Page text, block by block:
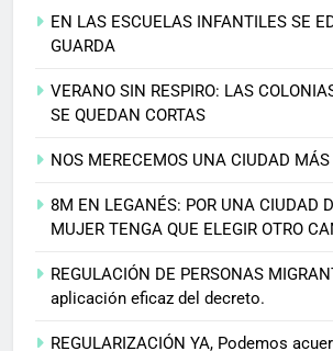
EN LAS ESCUELAS INFANTILES SE
GUARDA
VERANO SIN RESPIRO: LAS
SE QUEDAN CORTAS
NOS MERECEMOS UNA CIUDAD
8M EN LEGANÉS: POR UNA CIUDAD
MUJER TENGA QUE ELEGIR OTRO
REGULACIÓN DE PERSONAS
aplicación eficaz del decreto.
REGULARIZACIÓN YA, Podemos